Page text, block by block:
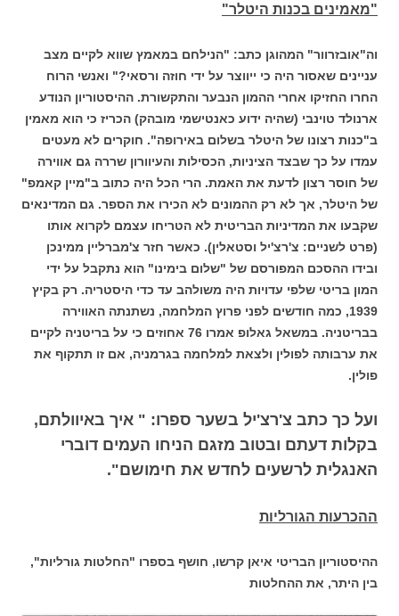
"מאמינים בכנות היטלר"
וה"אובזרוור" המהוגן כתב: "הנילחם במאמץ שווא לקיים מצב
עניינים שאסור היה כי ייווצר על ידי חוזה ורסאי?" ואנשי הרוח
החרו החזיקו אחרי ההמון הנבער והתקשורת. ההיסטוריון הנודע
ארנולד טוינבי (שהיה ידוע כאנטישמי מובהק) הכריז כי הוא מאמין
ב"כנות רצונו של היטלר בשלום באירופה". חוקרים לא מעטים
עמדו על כך שבצד הציניות, הכסילות והעיוורון שררה גם אווירה
של חוסר רצון לדעת את האמת. הרי הכל היה כתוב ב"מיין קאמפ"
של היטלר, אך לא רק ההמונים לא הכירו את הספר. גם המדינאים
שקבעו את המדיניות הבריטית לא הטריחו עצמם לקרוא אותו
(פרט לשניים: צ'רצ'יל וסטאלין). כאשר חזר צ'מברליין ממינכן
ובידו ההסכם המפורסם של "שלום בימינו" הוא נתקבל על ידי
המון בריטי שלפי עדויות היה משולהב עד כדי היסטריה. רק בקיץ
1939, כמה חודשים לפני פרוץ המלחמה, נשתנתה האווירה
בבריטניה. במשאל גאלופ אמרו 76 אחוזים כי על בריטניה לקיים
את ערבותה לפולין ולצאת למלחמה בגרמניה, אם זו תתקוף את
פולין.
ועל כך כתב צ'רצ'יל בשער ספרו: " איך באיוולתם,
בקלות דעתם ובטוב מזגם הניחו העמים דוברי
האנגלית לרשעים לחדש את חימושם".
ההכרעות הגורליות
ההיסטוריון הבריטי איאן קרשו, חושף בספרו "החלטות גורליות",
בין היתר, את ההחלטות